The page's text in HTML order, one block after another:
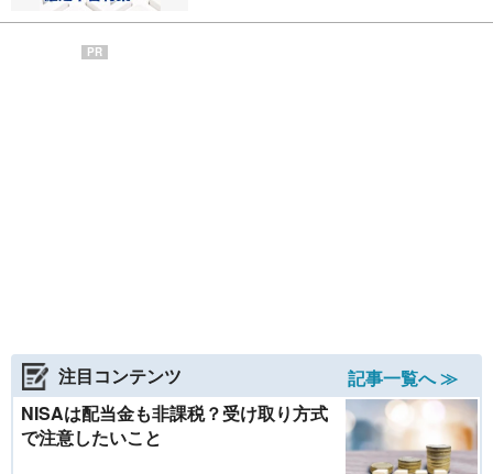
り異なる確定申告のポイントを把握しよう。
PR
注目コンテンツ
記事一覧へ ≫
NISAは配当金も非課税？受け取り方式
で注意したいこと